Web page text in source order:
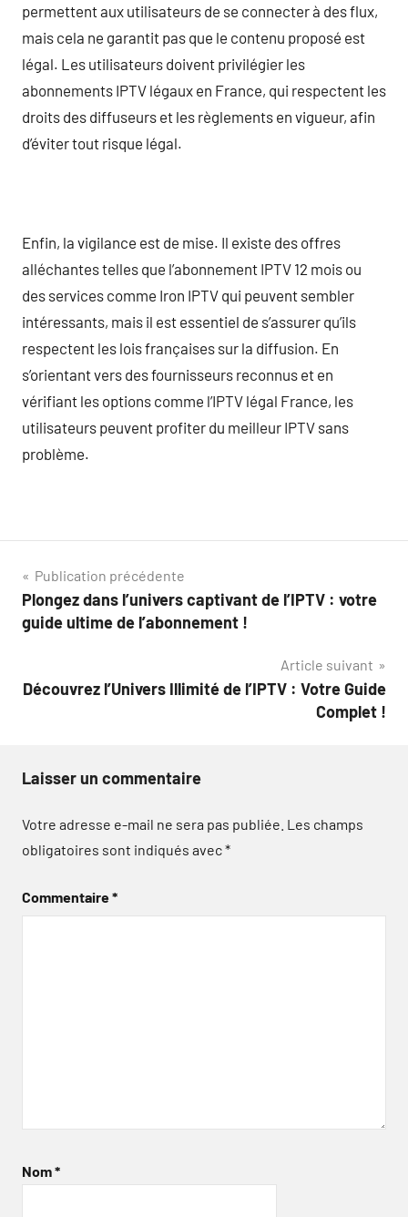
permettent aux utilisateurs de se connecter à des flux,
mais cela ne garantit pas que le contenu proposé est
légal. Les utilisateurs doivent privilégier les
abonnements IPTV légaux en France, qui respectent les
droits des diffuseurs et les règlements en vigueur, afin
d’éviter tout risque légal.
Enfin, la vigilance est de mise. Il existe des offres
alléchantes telles que l’abonnement IPTV 12 mois ou
des services comme Iron IPTV qui peuvent sembler
intéressants, mais il est essentiel de s’assurer qu’ils
respectent les lois françaises sur la diffusion. En
s’orientant vers des fournisseurs reconnus et en
vérifiant les options comme l’IPTV légal France, les
utilisateurs peuvent profiter du meilleur IPTV sans
problème.
Navigation
de
Publication précédente
Plongez dans l’univers captivant de l’IPTV : votre
guide ultime de l’abonnement !
Article suivant
Découvrez l’Univers Illimité de l’IPTV : Votre Guide
Complet !
Laisser un commentaire
Votre adresse e-mail ne sera pas publiée. Les champs
obligatoires sont indiqués avec*
Commentaire*
Nom*